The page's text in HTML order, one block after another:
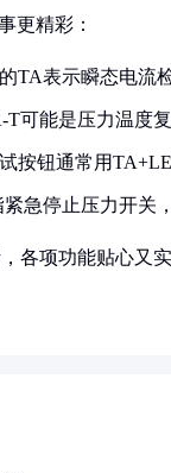
更精彩：
TA表示瞬态电流
T可能是压力温度
按钮通常用
急停止压力开关
各项功能贴心又